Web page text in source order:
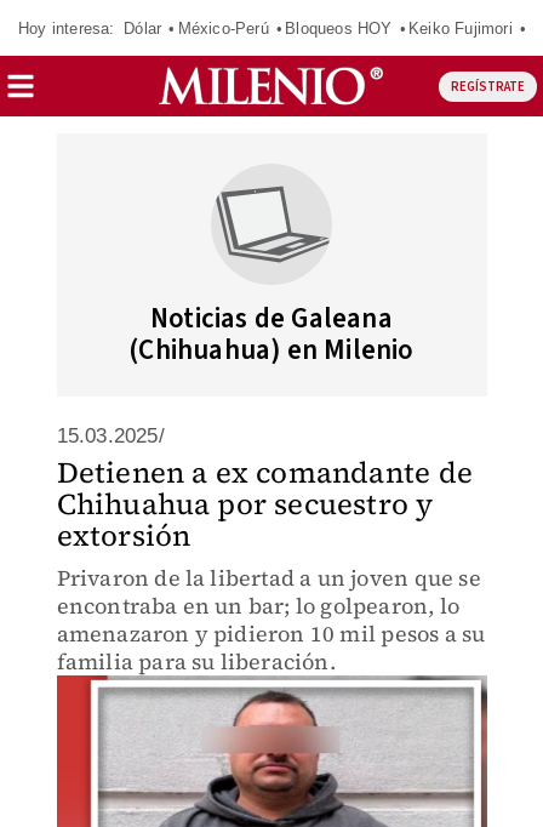
Hoy interesa: Dólar México-Perú Bloqueos HOY Keiko Fujimori
REGÍSTRATE
Noticias de Galeana
(Chihuahua) en Milenio
15.03.2025/
Detienen a ex comandante de
Chihuahua por secuestro y
extorsión
Privaron de la libertad a un joven que se
encontraba en un bar; lo golpearon, lo
amenazaron y pidieron 10 mil pesos a su
familia para su liberación.